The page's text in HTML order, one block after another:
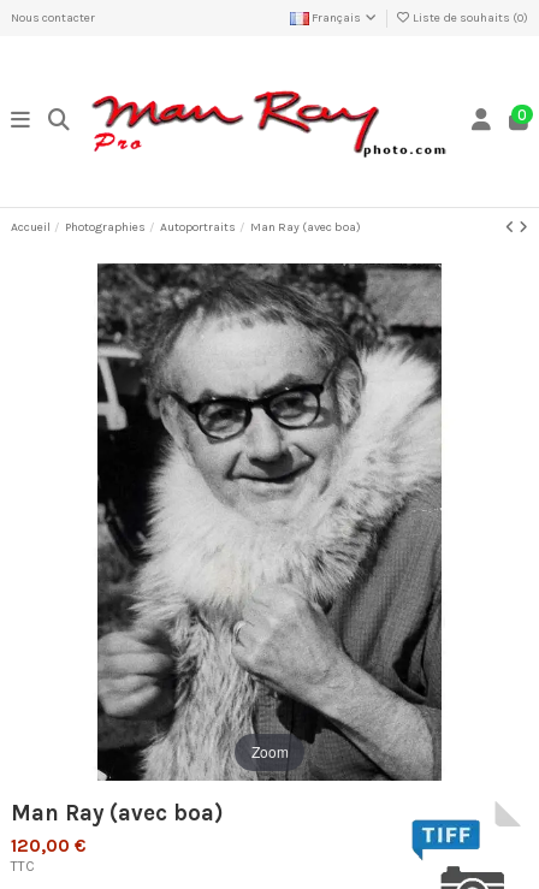
Nous contacter Français Liste de souhaits (0)
0
Accueil Photographies Autoportraits Man Ray (avec boa)
Zoom
Man Ray (avec boa)
120,00 €
TTC